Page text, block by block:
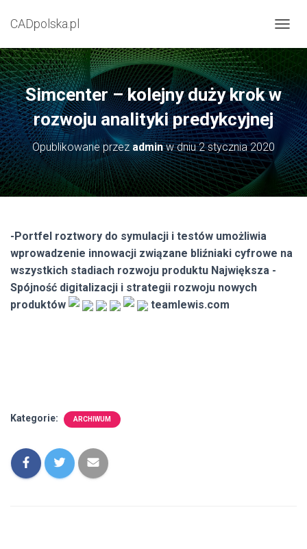
CADpolska.pl
R
Z
E
Ł
Ą
C
A
W
I
G
Simcenter – kolejny duży krok w
rozwoju analityki predykcyjnej
Opublikowane przezadminw dniu2 stycznia 2020
-Portfel roztwory do symulacji i testów umożliwia
wprowadzenie innowacji związane bliźniaki cyfrowe na
wszystkich stadiach rozwoju produktu Największa -
Spójność digitalizacji i strategii rozwoju nowych
produktów
teamlewis.com
Kategorie: ARCHIWUM